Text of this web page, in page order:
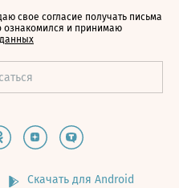
свое согласие получать письма
ознакомился и принимаю
Скачать для Android